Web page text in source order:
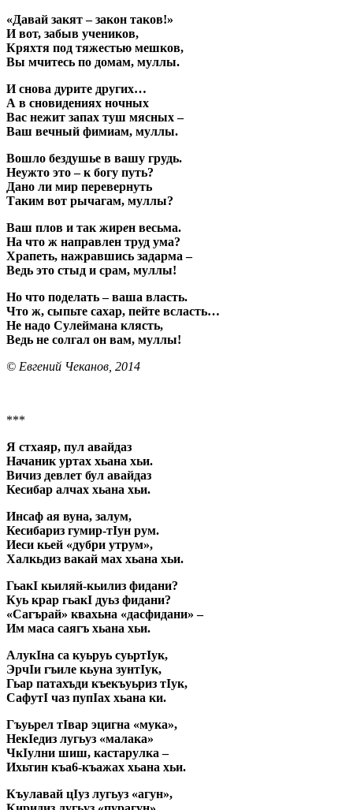
«Давай закят – закон таков!»
И вот, забыв учеников,
Кряхтя под тяжестью мешков,
Вы мчитесь по домам, муллы.
И снова дурите других…
А в сновидениях ночных
Вас нежит запах туш мясных –
Ваш вечный фимиам, муллы.
Вошло бездушье в вашу грудь.
Неужто это – к богу путь?
Дано ли мир перевернуть
Таким вот рычагам, муллы?
Ваш плов и так жирен весьма.
На что ж направлен труд ума?
Храпеть, нажравшись задарма –
Ведь это стыд и срам, муллы!
Но что поделать – ваша власть.
Что ж, сыпьте сахар, пейте всласть…
Не надо Сулеймана клясть,
Ведь не солгал он вам, муллы!
© Евгений Чеканов, 2014
***
Я стхаяр, пул авайдаз
Начаник уртах хьана хьи.
Вичиз девлет бул авайдаз
Кесибар алчах хьана хьи.
Инсаф ая вуна, залум,
Кесибариз гумир-тIун рум.
Иеси кьей «дубри утрум»,
Халкьдиз вакай мах хьана хьи.
ГьакI кьиляй-кьилиз фидани?
Куь крар гьакI дуьз фидани?
«Сагърай» квахьна «дасфидани» –
Им маса саягъ хьана хьи.
АлукIна са куьруь суьртIук,
ЭрчIи гъиле кьуна зунтIук,
Гьар патахъди къекъуьриз тIук,
СафутI чаз пупIах хьана ки.
Гъуьрел тIвар эцигна «мука»,
НекIедиз лугьуз «малака»
ЧкIулни шиш, кастарулка –
Ихьтин къа6-къажах хьана хьи.
Къулавай цIуз лугьуз «агун»,